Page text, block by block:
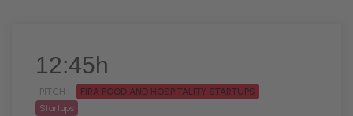
12:45h
PITCH |
FIRA FOOD AND HOSPITALITY STARTUPS
Startups